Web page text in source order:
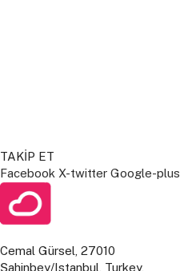
TAKİP ET
Facebook X-twitter Google-plus
Cemal Gürsel, 27010
Şahinbey/Istanbul, Turkey,